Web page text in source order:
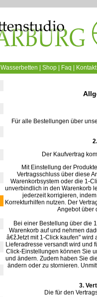
Wasserbetten Shop Faq Kontakt|
Für alle Bestellungen über
Der Kaufvertrag
Mit Einstellung der
Vertragsschluss über diese
Warenkorbsystem oder die 1-
unverbindlich in den Warenkorb
jederzeit korrigieren,
Korrekturhilfen nutzen. Der
Angebot über
Bei einer Bestellung über die
Warenkorb auf und nehmen
â€žJetzt mit 1-Click kaufen" wird
Lieferadresse versandt wird und
Click-Einstellungen können Sie
und ändern. Zudem haben Sie
ändern oder zu stornieren.
3.
Die für den